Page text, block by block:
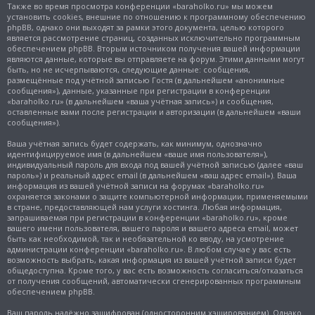
Также во время просмотра конференции «baraholko.ru» мы можем
установить cookies, внешние по отношению к программному обеспечению
phpBB, однако они выходят за рамки этого документа, целью которого
является рассмотрение страниц, созданных исключительно программным
обеспечением phpBB. Вторым источником получения вашей информации
являются данные, которые вы отправляете на форум. Этими данными могут
быть, но не исчерпываются, следующие данные: сообщения,
размещённые под учётной записью Гостя (в дальнейшем «анонимные
сообщения»), данные, указанные при регистрации в конференции
«baraholko.ru» (в дальнейшем «ваша учётная запись») и сообщения,
оставленные вами после регистрации и авторизации (в дальнейшем «ваши
сообщения»).
Ваша учётная запись будет содержать, как минимум, однозначно
идентифицируемое имя (в дальнейшем «ваше имя пользователя»),
индивидуальный пароль для входа под вашей учётной записью (далее «ваш
пароль») и реальный адрес email (в дальнейшем «ваш адрес email»). Ваша
информация из вашей учётной записи на форумах «baraholko.ru»
охраняется законами о защите компьютерной информации, применяемыми
в стране, предоставляющей нам услуги хостинга. Любая информация,
запрашиваемая при регистрации в конференции «baraholko.ru», кроме
вашего имени пользователя, вашего пароля и вашего адреса email, может
быть как необходимой, так и необязательной ко вводу, на усмотрение
администрации конференции «baraholko.ru». В любом случае у вас есть
возможность выбрать, какая информация из вашей учётной записи будет
общедоступна. Кроме того, у вас есть возможность согласиться/отказаться
от получения сообщений, автоматически сгенерированных программным
обеспечением phpBB.
Ваш пароль надёжно зашифрован (односторонним хэшированием). Однако